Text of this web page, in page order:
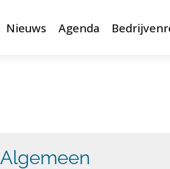
Nieuws Agenda
Algemeen